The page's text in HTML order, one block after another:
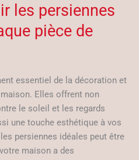
les persiennes
pièce de
essentiel de la décoration et
Elles offrent non
le soleil et les regards
une touche esthétique à vos
persiennes idéales peut être
maison a des